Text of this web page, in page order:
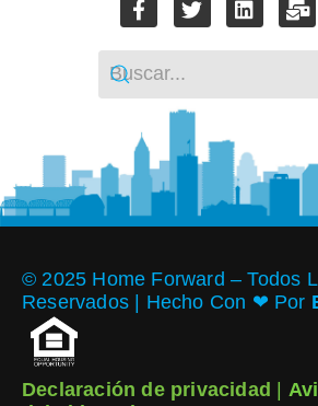
© 2025 Home Forward – Todos
Reservados | Hecho Con ❤︎ Por
Declaración de privacidad